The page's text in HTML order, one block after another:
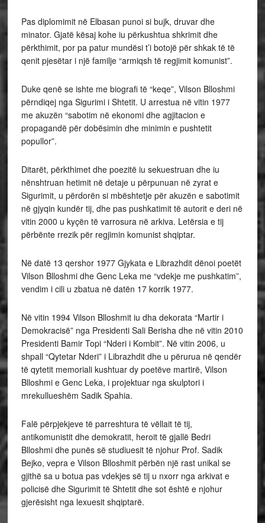
Pas diplomimit në Elbasan punoi si bujk, druvar dhe
minator. Gjatë kësaj kohe iu përkushtua shkrimit dhe
përkthimit, por pa patur mundësi t’i botojë për shkak të të
qenit pjesëtar i një familje “armiqsh të regjimit komunist”.
Duke qenë se ishte me biografi të “keqe”, Vilson Blloshmi
përndiqej nga Sigurimi i Shtetit. U arrestua në vitin 1977
me akuzën “sabotim në ekonomi dhe agjitacion e
propagandë për dobësimin dhe minimin e pushtetit
popullor”.
Ditarët, përkthimet dhe poezitë iu sekuestruan dhe iu
nënshtruan hetimit në detaje u përpunuan në zyrat e
Sigurimit, u përdorën si mbështetje për akuzën e sabotimit
në gjyqin kundër tij, dhe pas pushkatimit të autorit e deri në
vitin 2000 u kyçën të varrosura në arkiva. Letërsia e tij
përbënte rrezik për regjimin komunist shqiptar.
Në datë 13 qershor 1977 Gjykata e Librazhdit dënoi poetët
Vilson Blloshmi dhe Genc Leka me “vdekje me pushkatim”,
vendim i cili u zbatua në datën 17 korrik 1977.
Në vitin 1994 Vilson Blloshmit iu dha dekorata “Martir i
Demokracisë” nga Presidenti Sali Berisha dhe në vitin 2010
Presidenti Bamir Topi “Nderi i Kombit”. Në vitin 2006, u
shpall “Qytetar Nderi” i Librazhdit dhe u përurua në qendër
të qytetit memoriali kushtuar dy poetëve martirë, Vilson
Blloshmi e Genc Leka, i projektuar nga skulptori i
mrekullueshëm Sadik Spahia.
Falë përpjekjeve të parreshtura të vëllait të tij,
antikomunistit dhe demokratit, heroit të gjallë Bedri
Blloshmi dhe punës së studiuesit të njohur Prof. Sadik
Bejko, vepra e Vilson Blloshmit përbën një rast unikal se
gjithë sa u botua pas vdekjes së tij u nxorr nga arkivat e
policisë dhe Sigurimit të Shtetit dhe sot është e njohur
gjerësisht nga lexuesit shqiptarë.